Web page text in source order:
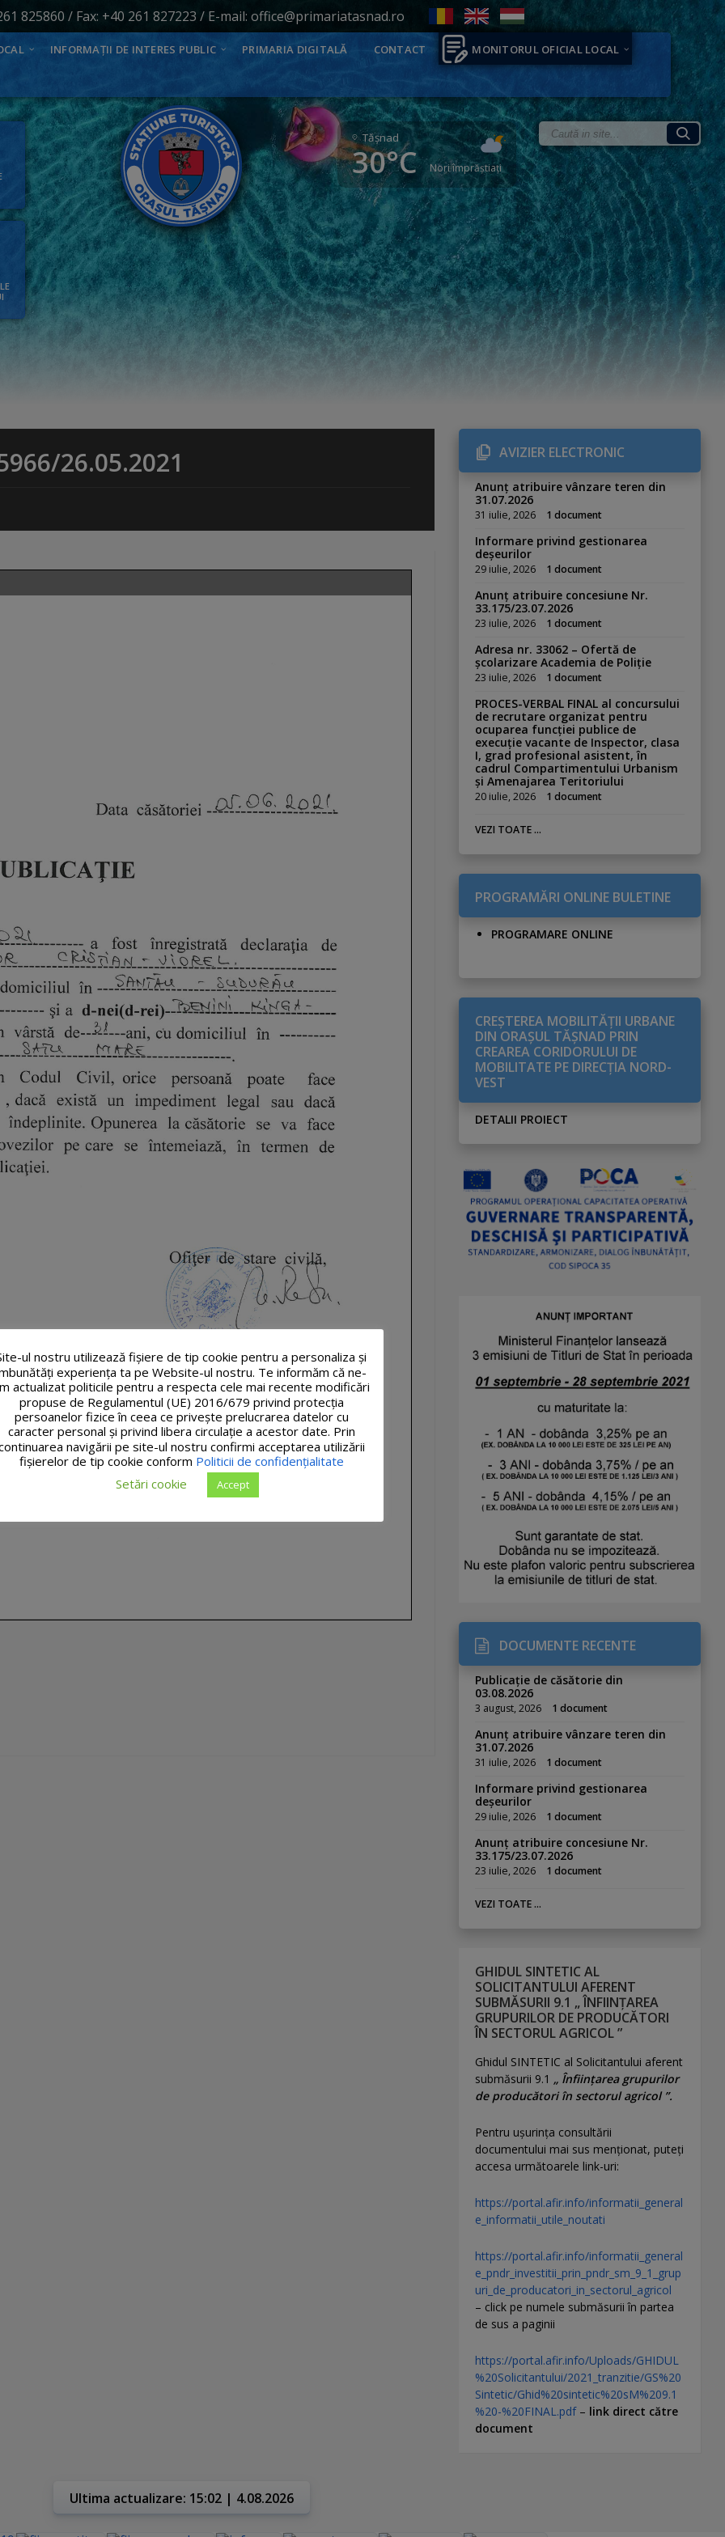
825860 / Fax: +40 261 827223 / E-mail: office@primariatasnad.ro
INFORMAȚII DE INTERES PUBLIC PRIMARIA DIGITALĂ CONTACT MONITORUL OFICIAL LOCAL
Tăşnad
30°C Nori împrăștiați
26.05.2021 AVIZIER ELECTRONIC
Anunț atribuire vânzare teren din
31.07.2026
31 iulie, 2026 1 document
Informare privind gestionarea
deșeurilor
29 iulie, 2026 1 document
Anunț atribuire concesiune Nr.
33.175/23.07.2026
23 iulie, 2026 1 document
Adresa nr. 33062 – Ofertă de
școlarizare Academia de Poliție
23 iulie, 2026 1 document
PROCES-VERBAL FINAL al concursului
de recrutare organizat pentru
ocuparea funcției publice de
execuție vacante de Inspector, clasa
I, grad profesional asistent, în
cadrul Compartimentului Urbanism
și Amenajarea Teritoriului
20 iulie, 2026 1 document
VEZI TOATE ...
PROGRAMĂRI ONLINE BULETINE
PROGRAMARE ONLINE
CREŞTEREA MOBILITĂŢII URBANE
DIN ORAŞUL TĂŞNAD PRIN
CREAREA CORIDORULUI DE
MOBILITATE PE DIRECŢIA NORD-
VEST
DETALII PROIECT
DOCUMENTE RECENTE
Publicație de căsătorie din
03.08.2026
3 august, 2026 1 document
Anunț atribuire vânzare teren din
31.07.2026
31 iulie, 2026 1 document
Informare privind gestionarea
deșeurilor
29 iulie, 2026 1 document
Anunț atribuire concesiune Nr.
33.175/23.07.2026
23 iulie, 2026 1 document
VEZI TOATE ...
GHIDUL SINTETIC AL
SOLICITANTULUI AFERENT
SUBMĂSURII 9.1 „ ÎNFIINȚAREA
GRUPURILOR DE PRODUCĂTORI
ÎN SECTORUL AGRICOL ”
Ghidul SINTETIC al Solicitantului aferent
submăsurii 9.1 „ Înființarea grupurilor
de producători în sectorul agricol ”.
Pentru uşurinţa consultării
documentului mai sus menţionat, puteţi
accesa următoarele link-uri:
https://portal.afir.info/informatii_general
e_informatii_utile_noutati
https://portal.afir.info/informatii_general
e_pndr_investitii_prin_pndr_sm_9_1_grup
uri_de_producatori_in_sectorul_agricol
– click pe numele submăsurii în partea
de sus a paginii
https://portal.afir.info/Uploads/GHIDUL
%20Solicitantului/2021_tranzitie/GS%20
Sintetic/Ghid%20sintetic%20sM%209.1
%20-%20FINAL.pdf– link direct către
document
Ultima actualizare: 15:02 | 4.08.2026
ul nostru utilizează fişiere de tip cookie pentru a personaliza și
experiența ta pe Website-ul nostru. Te informăm că ne-
actualizat politicile pentru a respecta cele mai recente modificări
propuse de Regulamentul (UE) 2016/679 privind protecția
persoanelor fizice în ceea ce privește prelucrarea datelor cu
caracter personal și privind libera circulație a acestor date. Prin
navigării pe site-ul nostru confirmi acceptarea utilizării
fişierelor de tip cookie conform Politicii de confidențialitate
Setări cookie
Accept